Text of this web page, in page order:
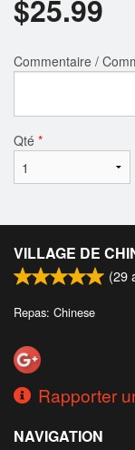
$25.99
Commentaire /
Qté *
VILLAGE DE
(29
Repas: Chinese
Rapporter
NAVIGATION